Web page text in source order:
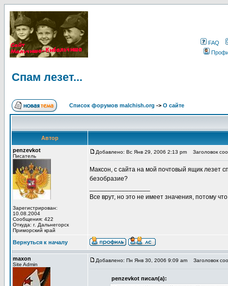
FAQ
Спам лезет...
Список форумов malchish.org -> О сайте
Автор
penzevkot
Писатель
Зарегистрирован:
10.08.2004
Сообщения: 422
Откуда: г. Дальнегорск
Приморский край
Добавлено: Вс Янв 29, 2006 2:13 pm Заголовок
Максон, с сайта на мой почтовый ящик лезет
безобразие?
Все врут, но это не имеет значения, потому
Вернуться к началу
maxon
Site Admin
Добавлено: Пн Янв 30, 2006 9:09 am Заголовок
penzevkot писал(а):